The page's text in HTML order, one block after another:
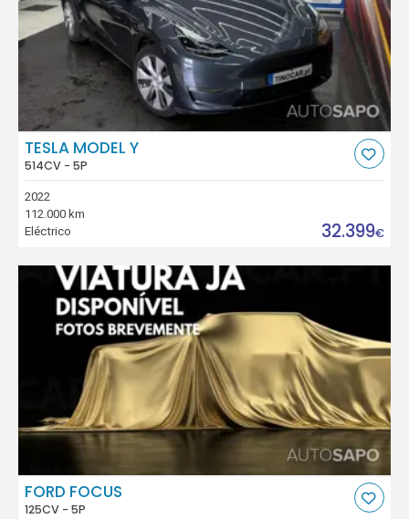
TESLA MODEL Y
514CV - 5P
2022
112.000 km
Eléctrico
32.399€
FORD FOCUS
125CV - 5P